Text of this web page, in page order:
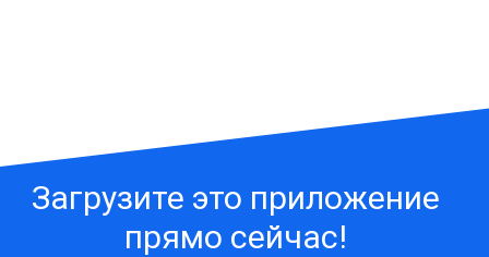
Загрузите это приложение
прямо сейчас!